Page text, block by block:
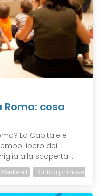
cosa
La Capitale è
libero dei
alla scoperta ...
Ponti di primavera